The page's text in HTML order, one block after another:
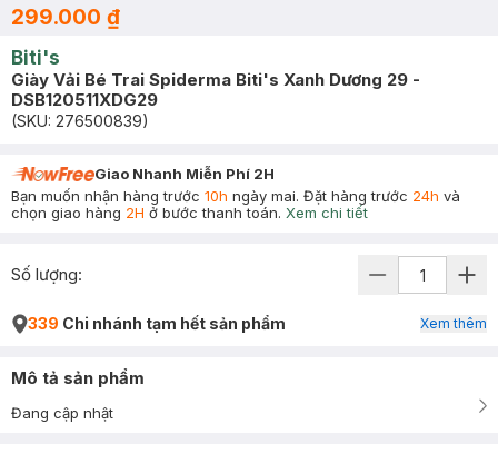
299.000 ₫
Biti's
Giày Vải Bé Trai Spiderma Biti's Xanh Dương 29 -
DSB120511XDG29
(SKU: 276500839)
Giao Nhanh Miễn Phí 2H
Bạn muốn nhận hàng trước 10h ngày mai. Đặt hàng trước 24h và
chọn giao hàng 2H ở bước thanh toán. Xem chi tiết
Số lượng:
339 Chi nhánh tạm hết sản phẩm Xem thêm
Mô tả sản phẩm
Đang cập nhật